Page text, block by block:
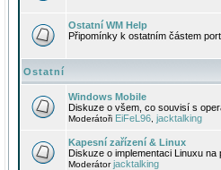
Ostatní WM Help
Připomínky k ostatním částem
Ostatní
Windows Mobile
Diskuze o všem, co souvisí s
Moderátoři EiFeL96 jacktalking
Kapesní zařízení & Linux
Diskuze o implementaci Linuxu na
Moderátorjacktalking